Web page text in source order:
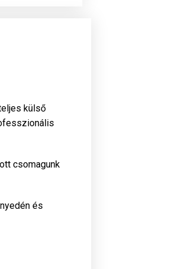
külső
csomagunk
és